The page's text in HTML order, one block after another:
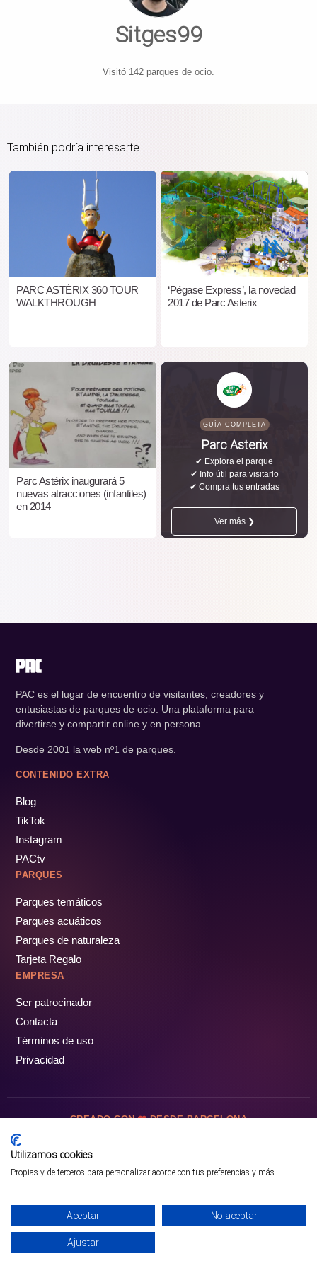
Sitges99
Visitó 142 parques de ocio.
También podría interesarte...
PARC ASTÉRIX 360 TOUR
WALKTHROUGH
‘Pégase Express’, la novedad
2017 de Parc Asterix
Parc Astérix inaugurará 5
nuevas atracciones (infantiles)
en 2014
GUÍA COMPLETA
Parc Asterix
✔ Explora el parque
✔ Info útil para visitarlo
✔ Compra tus entradas
Ver más ❯
¡PÁSALO!
PAC es el lugar de encuentro de visitantes, creadores y
entusiastas de parques de ocio. Una plataforma para
divertirse y compartir online y en persona.
Desde 2001 la web nº1 de parques.
CONTENIDO EXTRA
Blog
TikTok
Instagram
PACtv
PARQUES
Parques temáticos
Parques acuáticos
Parques de naturaleza
Tarjeta Regalo
EMPRESA
Ser patrocinador
Contacta
Términos de uso
Privacidad
CREADO CON DESDE BARCELONA
Utilizamos cookies
Propias y de terceros para personalizar acorde con tus preferencias y más
Aceptar No aceptar
Ajustar